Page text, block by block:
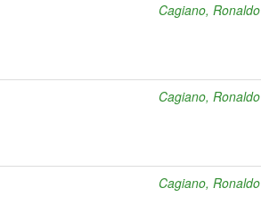
Cagiano, Ronaldo
Cagiano, Ronaldo
Cagiano, Ronaldo